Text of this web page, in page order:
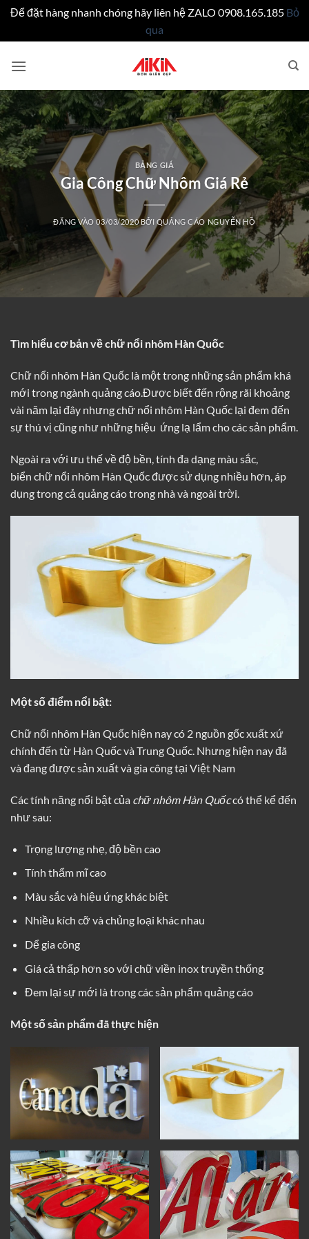
Để đặt hàng nhanh chóng hãy liên hệ ZALO 0908.165.185 Bỏ
qua
qua
dung
BẢNG GIÁ
Gia Công Chữ Nhôm Giá Rẻ
ĐĂNG VÀO03/03/2020BỞI QUẢNG CÁO NGUYỄN HỒ
Tìm hiểu cơ bản về chữ nổi nhôm Hàn Quốc
Chữ nổi nhôm Hàn Quốc là một trong những sản phẩm khá
mới trong ngành quảng cáo.Được biết đến rộng rãi khoảng
vài năm lại đây nhưngchữ nổi nhôm Hàn Quốc lại đem đến
sự thú vị cũng như những hiệu ứng lạ lẩm cho các sản phẩm.
Ngoài ra với ưu thế về độ bền, tính đa dạng màu sắc,
biển chữ nổi nhôm Hàn Quốc được sử dụng nhiều hơn, áp
dụng trong cả quảng cáo trong nhà và ngoài trời.
Một số điểm nổi bật:
Chữ nổi nhôm Hàn Quốc hiện nay có 2 nguồn gốc xuất xứ
chính đến từ Hàn Quốc và Trung Quốc. Nhưng hiện nay đã
và đang được sản xuất và gia công tại Việt Nam
Các tính năng nổi bật của chữ nhôm Hàn Quốccó thể kể đến
như sau:
Trọng lượng nhẹ, độ bền cao
Tính thẩm mĩ cao
Màu sắc và hiệu ứng khác biệt
Nhiều kích cỡ và chủng loại khác nhau
Dể gia công
Giá cả thấp hơn so với chữ viền inox truyền thống
Đem lại sự mới là trong các sản phẩm quảng cáo
Một số sản phẩm đã thực hiện